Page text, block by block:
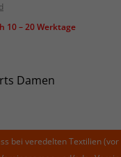
10 – 20 Werktage
Damen
bei veredelten Textilien